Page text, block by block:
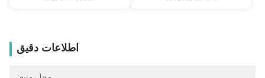
اطلاعات دقیق